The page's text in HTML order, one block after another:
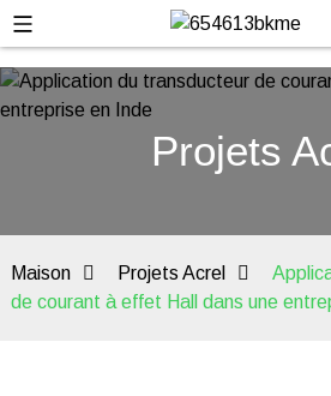
Projets
Maison Projets Acrel
de courant à effet Hall dans une